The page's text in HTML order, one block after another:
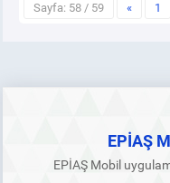
Sayfa: 58 / 59 « 1
EPİAŞ
EPİAŞ Mobil